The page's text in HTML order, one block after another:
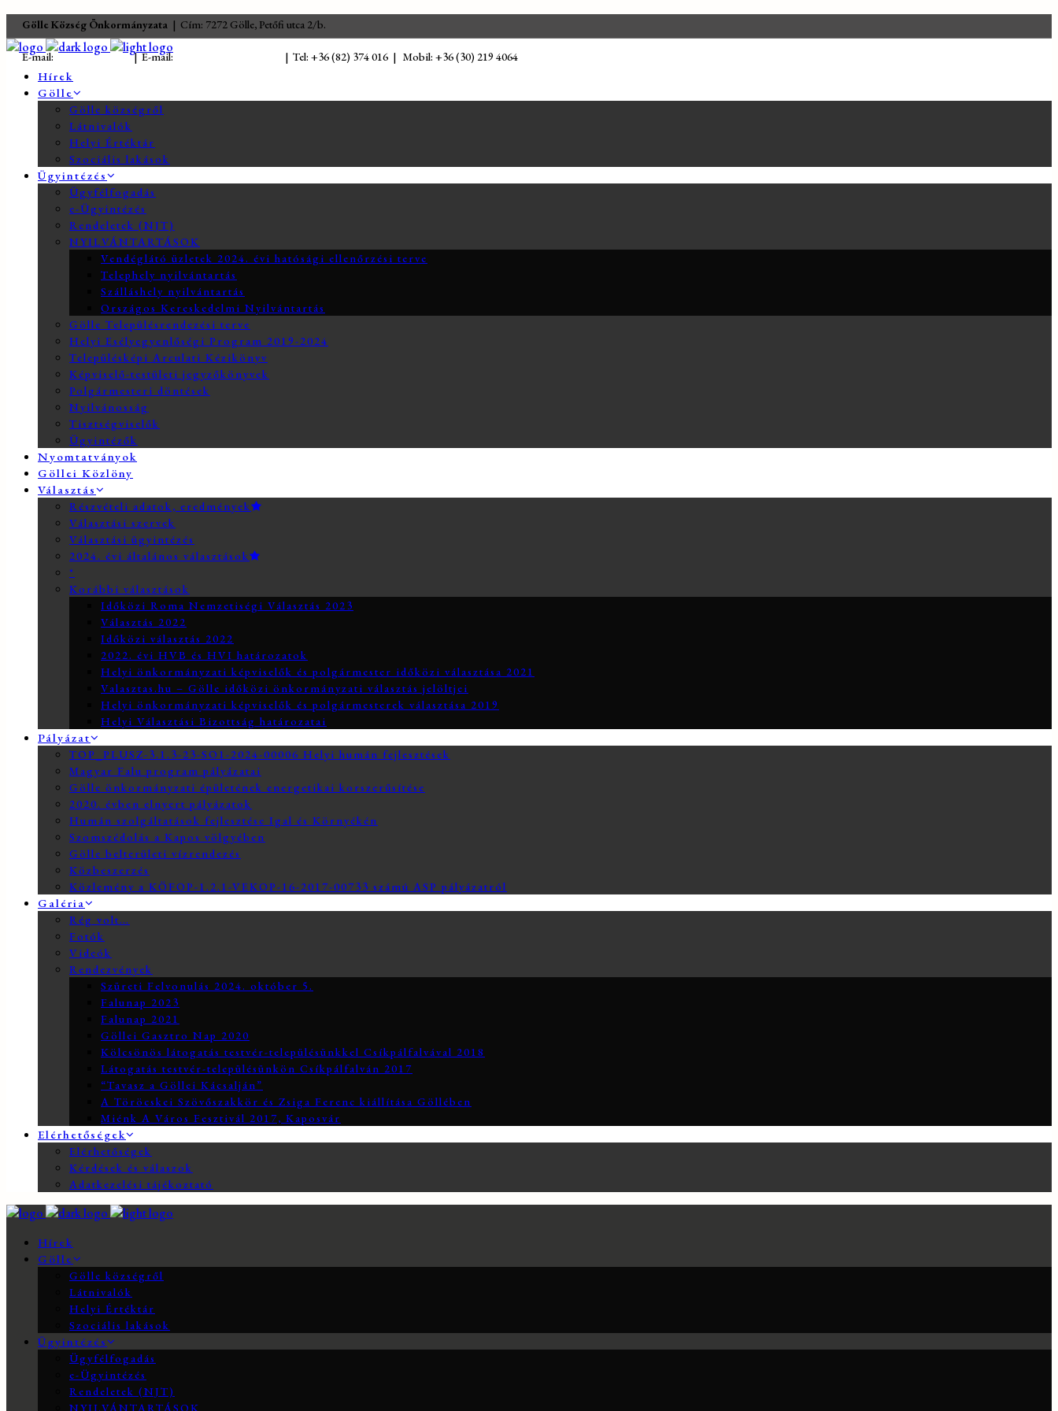
Gölle Község Önkormányzata | Cím: 7272 Gölle, Petőfi utca 2/b.
E-mail: jegyzo@golle.hu| E-mail: | Tel: +36 (82) 374 016 | Mobil: +36 (30) 219 4064
Hírek
Gölle
Gölle községről
Látnivalók
Helyi Értéktár
Szociális lakások
Ügyintézés
Ügyfélfogadás
e-Ügyintézés
Rendeletek (NJT)
NYILVÁNTARTÁSOK
Vendéglátó üzletek 2024. évi hatósági ellenőrzési terve
Telephely nyilvántartás
Szálláshely nyilvántartás
Országos Kereskedelmi Nyilvántartás
Gölle Településrendezési terve
Helyi Esélyegyenlőségi Program 2019-2024
Településképi Arculati Kézikönyv
Képviselő-testületi jegyzőkönyvek
Polgármesteri döntések
Nyilvánosság
Tisztségviselők
Ügyintézők
Nyomtatványok
Göllei Közlöny
Választás
Részvételi adatok, eredmények
Választási szervek
Választási ügyintézés
2024. évi általános választások
*
Korábbi választások
Időközi Roma Nemzetiségi Választás 2023
Választás 2022
Időközi választás 2022
2022. évi HVB és HVI határozatok
Helyi önkormányzati képviselők és polgármester időközi választása 2021
Valasztas.hu – Gölle időközi önkormányzati választás jelöltjei
Helyi önkormányzati képviselők és polgármesterek választása 2019
Helyi Választási Bizottság határozatai
Pályázat
TOP_PLUSZ-3.1.3-23-SO1-2024-00006 Helyi humán fejlesztések
Magyar Falu program pályázatai
Gölle önkormányzati épületének energetikai korszerűsítése
2020. évben elnyert pályázatok
Humán szolgáltatások fejlesztése Igal és Környékén
Szomszédolás a Kapos völgyében
Gölle belterületi vízrendezés
Közbeszerzés
Közlemény a KÖFOP-1.2.1-VEKOP-16-2017-00733 számú ASP pályázatról
Galéria
Rég volt…
Fotók
Videók
Rendezvények
Szüreti Felvonulás 2024. október 5.
Falunap 2023
Falunap 2021
Göllei Gasztro Nap 2020
Kölcsönös látogatás testvér-településünkkel Csíkpálfalvával 2018
Látogatás testvér-településünkön Csíkpálfalván 2017
“Tavasz a Göllei Kácsalján”
A Töröcskei Szövőszakkör és Zsiga Ferenc kiállítása Göllében
Miénk A Város Fesztivál 2017, Kaposvár
Elérhetőségek
Elérhetőségek
Kérdések és válaszok
Adatkezelési tájékoztató
Hírek
Gölle
Gölle községről
Látnivalók
Helyi Értéktár
Szociális lakások
Ügyintézés
Ügyfélfogadás
e-Ügyintézés
Rendeletek (NJT)
NYILVÁNTARTÁSOK